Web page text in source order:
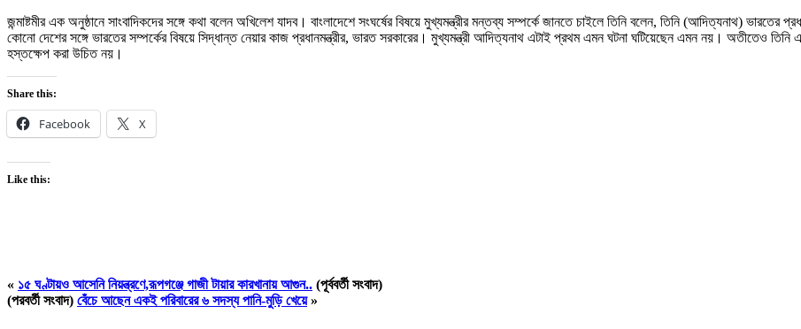
জন্মাষ্টমীর এক অনুষ্ঠানে সাংবাদিকদের সঙ্গে কথা বলেন অখিলেশ যাদব। বাংলাদেশে সংঘর্ষের বিষয়ে মুখ্যমন্ত্রীর মন্তব্য সম্পর্কে জানতে চাইলে তিনি বলেন, তিনি (আদিত্যনাথ) ভারতের
কোনো দেশের সঙ্গে ভারতের সম্পর্কের বিষয়ে সিদ্ধান্ত নেয়ার কাজ প্রধানমন্ত্রীর, ভারত সরকারের। মুখ্যমন্ত্রী আদিত্যনাথ এটাই প্রথম এমন ঘটনা ঘটিয়েছেন এমন নয়। অতীতেও
হস্তক্ষেপ করা উচিত নয়।
Share this:
Facebook X
Like this:
« ১৫ ঘণ্টায়ও আসেনি নিয়ন্ত্রণে,রূপগঞ্জে গাজী টায়ার কারখানায় আগুন.. (পূর্ববর্তী সংবাদ)
(পরবর্তী সংবাদ) বেঁচে আছেন একই পরিবারের ৬ সদস্য পানি-মুড়ি খেয়ে»